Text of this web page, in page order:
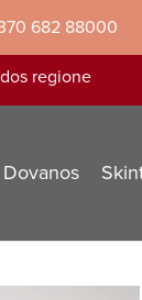
682 88000
regione
Dovanos